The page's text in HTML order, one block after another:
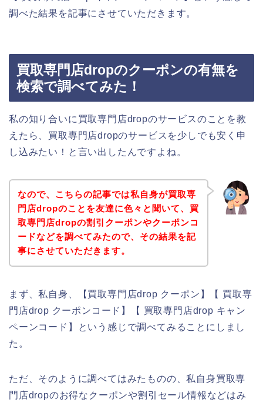
調べた結果を記事にさせていただきます。
買取専門店dropのクーポンの有無を
検索で調べてみた！
私の知り合いに買取専門店dropのサービスのことを教
えたら、買取専門店dropのサービスを少しでも安く申
し込みたい！と言い出したんですよね。
なので、こちらの記事では私自身が買取専
門店dropのことを友達に色々と聞いて、買
取専門店dropの割引クーポンやクーポンコ
ードなどを調べてみたので、その結果を記
事にさせていただきます。
まず、私自身、【買取専門店drop クーポン】【 買取専
門店drop クーポンコード】【 買取専門店drop キャン
ペーンコード】という感じで調べてみることにしまし
た。
ただ、そのように調べてはみたものの、私自身買取専
門店dropのお得なクーポンや割引セール情報などはみ